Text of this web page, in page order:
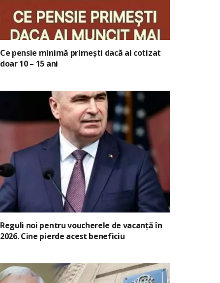
Ce pensie minimă primești dacă ai cotizat
doar 10 – 15 ani
Reguli noi pentru voucherele de vacanță în
2026. Cine pierde acest beneficiu